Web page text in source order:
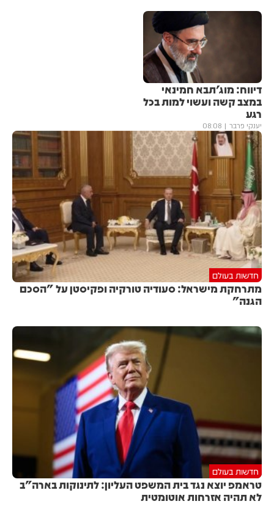
דיווח: מוג'תבא חמינאי
במצב קשה ועשוי למות בכל
רגע
יענקי פרבר 08:08
חדשות בעולם
מתרחקת מישראל: סעודיה טורקיה ופקיסטן על "הסכם
הגנה"
חדשות בעולם
טראמפ יוצא נגד בית המשפט העליון: לתינוקות בארה"ב
לא תהיה אזרחות אוטומטית